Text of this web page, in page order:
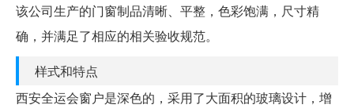
该公司生产的门窗制品清晰、平整，色彩饱满，尺寸精
确，并满足了相应的相关验收规范。
样式和特点
西安全运会窗户是深色的，采用了大面积的玻璃设计，增